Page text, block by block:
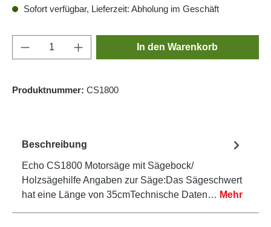
Sofort verfügbar, Lieferzeit: Abholung im Geschäft
Produkt Anzahl: Gib den gewünschten
In den Warenkorb
Produktnummer: CS1800
Beschreibung
Echo CS1800 Motorsäge mit Sägebock/
Holzsägehilfe Angaben zur Säge:Das Sägeschwert
hat eine Länge von 35cmTechnische Daten… Mehr